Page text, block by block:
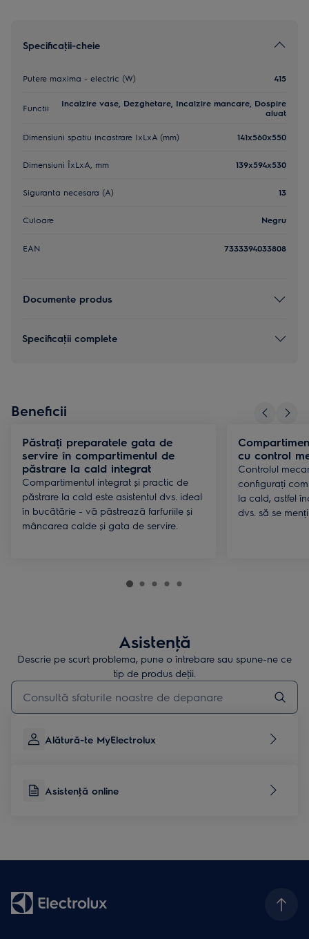
Specificaţii-cheie
Putere maxima - electric (W) 415
Functii
Incalzire vase, Dezghetare, Incalzire mancare, Dospire
aluat
Dimensiuni spatiu incastrare IxLxA (mm) 141x560x550
Dimensiuni ÎxLxA, mm 139x594x530
Siguranta necesara (A) 13
Culoare Negru
EAN 7333394033808
Documente produs
Specificaţii complete
Beneficii
Păstrați preparatele gata de
servire în compartimentul de
păstrare la cald integrat
Compartimentul integrat și practic de
păstrare la cald este asistentul dvs. ideal
în bucătărie - vă păstrează farfuriile și
mâncarea calde și gata de servire.
cu control
Controlul
configurați
la cald, astfel
dvs. să se
Asistenţă
Descrie pe scurt problema, pune o întrebare sau spune-ne ce
tip de produs deţii.
Type to search for support articles
Alătură-te MyElectrolux
Asistenţă online